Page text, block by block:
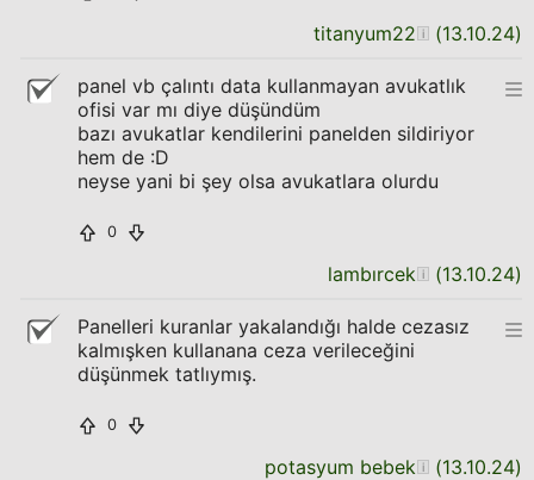
titanyum22 (13.10.24)
panel vb çalıntı data kullanmayan avukatlık
ofisi var mı diye düşündüm
bazı avukatlar kendilerini panelden sildiriyor
hem de :D
neyse yani bi şey olsa avukatlara olurdu
0
lambırcek (13.10.24)
Panelleri kuranlar yakalandığı halde cezasız
kalmışken kullanana ceza verileceğini
düşünmek tatlıymış.
0
potasyum bebek (13.10.24)